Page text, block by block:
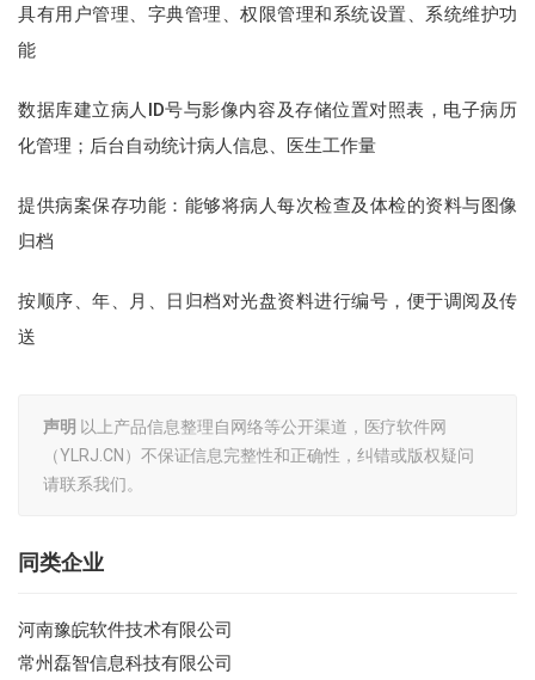
具有用户管理、字典管理、权限管理和系统设置、系统维护功
能
数据库建立病人ID号与影像内容及存储位置对照表，电子病历
化管理；后台自动统计病人信息、医生工作量
提供病案保存功能：能够将病人每次检查及体检的资料与图像
归档
按顺序、年、月、日归档对光盘资料进行编号，便于调阅及传
送
声明 以上产品信息整理自网络等公开渠道，医疗软件网
（YLRJ.CN）不保证信息完整性和正确性，纠错或版权疑问
请联系我们。
同类企业
河南豫皖软件技术有限公司
常州磊智信息科技有限公司